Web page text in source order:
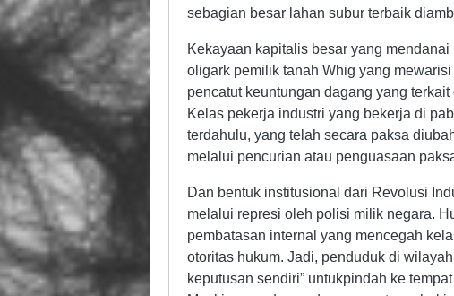
sebagian besar lahan subur terbaik
Kekayaan kapitalis besar yang
oligark pemilik tanah Whig yang
pencatut keuntungan dagang yang
Kelas pekerja industri yang bekerja di
terdahulu, yang telah secara paksa
melalui pencurian atau penguasaan
Dan bentuk institusional dari Revolusi
melalui represi oleh polisi milik negara.
pembatasan internal yang mencegah
otoritas hukum. Jadi, penduduk di
keputusan sendiri” untukpindah ke